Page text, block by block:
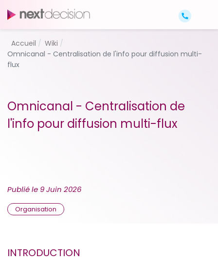
Accueil
Wiki
Omnicanal - Centralisation de l'info pour diffusion multi-
flux
Omnicanal - Centralisation de
l'info pour diffusion multi-flux
Publié le 9 Juin 2026
Organisation
INTRODUCTION